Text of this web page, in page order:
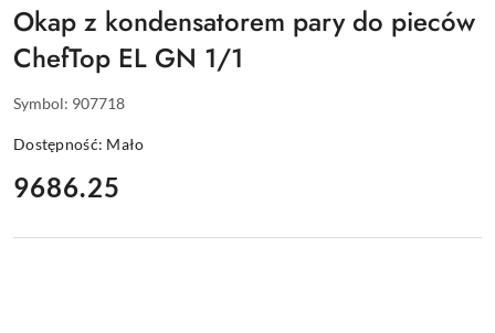
Okap z kondensatorem pary do pieców
ChefTop EL GN 1/1
Symbol: 907718
Dostępność: Mało
cena:
9686.25